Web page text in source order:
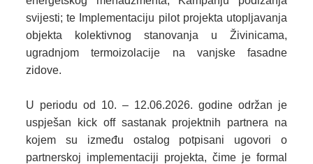
svijesti; te Implementaciju pilot projekta utopljavanja
objekta kolektivnog stanovanja u Živinicama,
ugradnjom termoizolacije na vanjske fasadne
zidove.
U periodu od 10. – 12.06.2026. godine održan je
uspješan kick off sastanak projektnih partnera na
kojem su između ostalog potpisani ugovori o
partnerskoj implementaciji projekta, čime je formal